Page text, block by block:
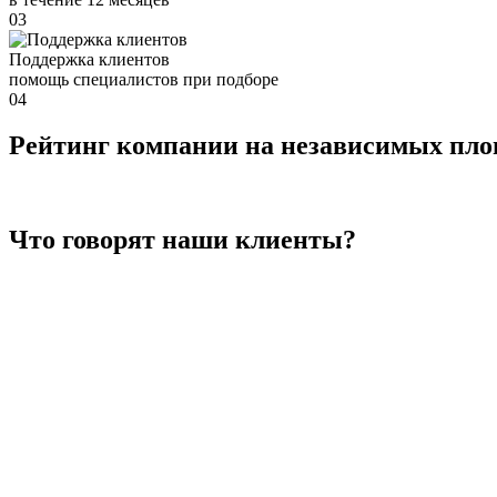
03
Поддержка клиентов
помощь специалистов при подборе
04
Рейтинг компании на независимых
Что говорят наши клиенты?